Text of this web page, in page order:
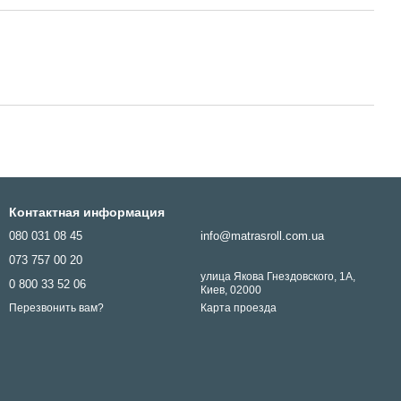
Контактная информация
080 031 08 45
073 757 00 20
0 800 33 52 06
Перезвонить вам?
info@matrasroll.com.ua
улица Якова Гнездовского, 1А,
Киев, 02000
Карта проезда